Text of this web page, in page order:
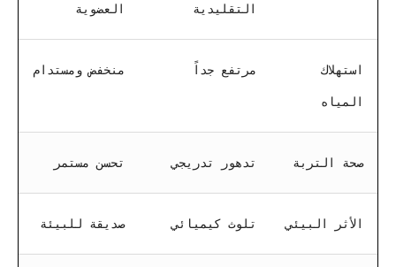
التقليدية العضوية
استهلاك
المياه
مرتفع جداً منخفض ومستدام
صحة التربة تدهور تدريجي تحسن مستمر
الأثر البيئي تلوث كيميائي صديقة للبيئة